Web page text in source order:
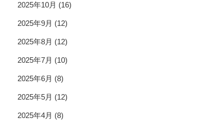
2025年10月 (16)
2025年9月 (12)
2025年8月 (12)
2025年7月 (10)
2025年6月 (8)
2025年5月 (12)
2025年4月 (8)